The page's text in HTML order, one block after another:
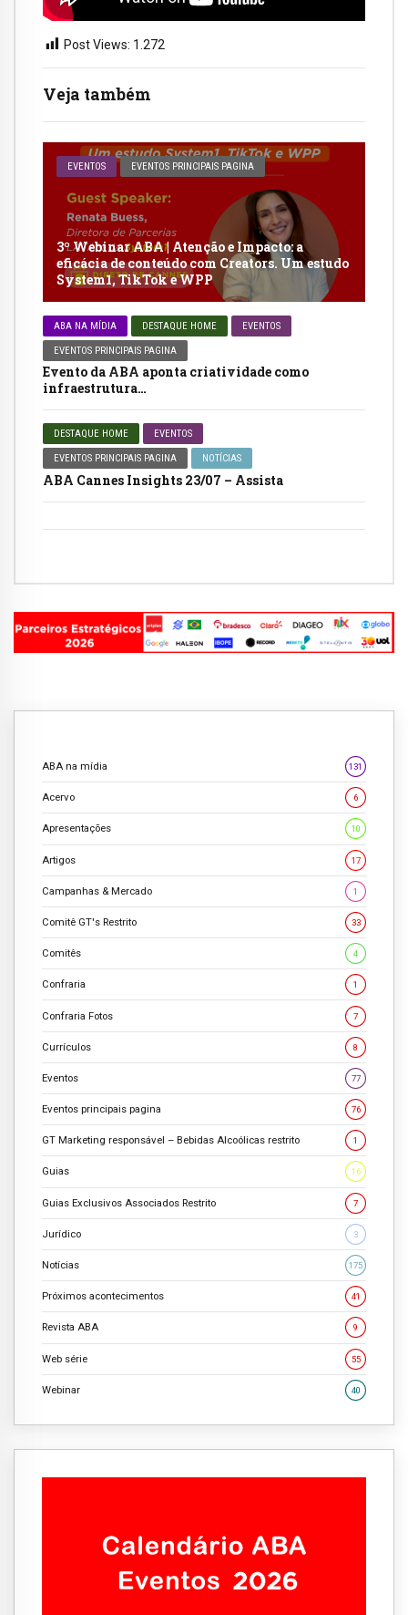
Veja também
EVENTOS EVENTOS PRINCIPAIS PAGINA
3º Webinar ABA | Atenção e Impacto: a
eficácia de conteúdo com Creators. Um estudo
System1, TikTok e WPP
ABA NA MÍDIA DESTAQUE HOME EVENTOS
EVENTOS PRINCIPAIS PAGINA
Evento da ABA aponta criatividade como
infraestrutura…
DESTAQUE HOME EVENTOS
EVENTOS PRINCIPAIS PAGINA NOTÍCIAS
ABA Cannes Insights 23/07 – Assista
Post Views: 1.272
ABA na mídia 131
Acervo 6
Apresentações 10
Artigos 17
Campanhas & Mercado 1
Comitê GT's Restrito 33
Comitês 4
Confraria 1
Confraria Fotos 7
Currículos 8
Eventos 77
Eventos principais pagina 76
GT Marketing responsável – Bebidas Alcoólicas restrito 1
Guias 16
Guias Exclusivos Associados Restrito 7
Jurídico 3
Notícias 175
Próximos acontecimentos 41
Revista ABA 9
Web série 55
Webinar 40